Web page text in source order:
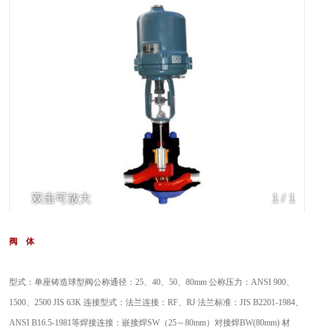
1/ 1
双击可放大
阀 体
型式：单座铸造球型阀公称通径：25、40、50、80mm 公称压力：ANSI 900、
1500、2500 JIS 63K 连接型式：法兰连接：RF、RJ 法兰标准：JIS B2201-1984、
ANSI B16.5-1981等焊接连接：嵌接焊SW（25～80mm）对接焊BW(80mm) 材